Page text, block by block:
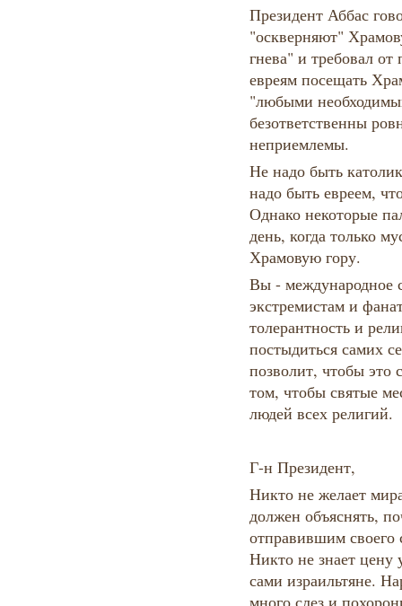
Президент Аббас
"оскверняют"
гнева" и требовал от
евреям посещать
"любыми
безответственны
неприемлемы.
Не надо быть
надо быть евреем,
Однако некоторые
день, когда только
Храмовую гору.
Вы - международное
экстремистам и
толерантность и
постыдиться самих
позволит, чтобы это
том, чтобы святые
людей всех религий.
Г-н Президент,
Никто не желает
должен объяснять,
отправившим
Никто не знает цену
сами израильтяне.
много слез и